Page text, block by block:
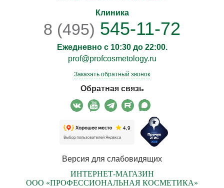
Клиника
8 (495) 545-11-72
Ежедневно с 10:30 до 22:00.
prof@profcosmetology.ru
Заказать обратный звонок
Обратная связь
Версия для слабовидящих
ИНТЕРНЕТ-МАГАЗИН
ООО «ПРОФЕССИОНАЛЬНАЯ КОСМЕТИКА»